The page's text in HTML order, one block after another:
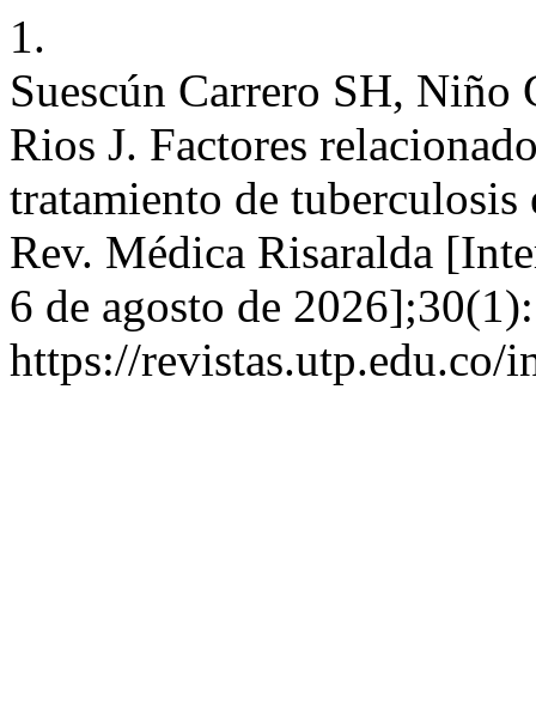
1.
Suescún Carrero SH,
Rios J. Factores
tratamiento de tuberculosis
Rev. Médica Risaralda
6 de agosto de
https://revistas.utp.edu.co/